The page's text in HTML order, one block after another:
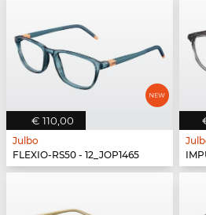
€ 110,00
Julbo
FLEXIO-RS50 - 12_JOP1465